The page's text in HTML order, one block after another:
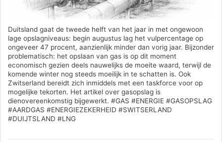
Duitsland gaat de tweede helft van het jaar in met ongewoon
lage opslagniveaus: begin augustus lag het vulpercentage op
ongeveer 47 procent, aanzienlijk minder dan vorig jaar. Bijzonder
problematisch: het opslaan van gas is op dit moment
economisch gezien deels nauwelijks de moeite waard, terwijl de
komende winter nog steeds moeilijk in te schatten is. Ook
Zwitserland bereidt zich inmiddels met een taskforce voor op
mogelijke tekorten. Het artikel over gasopslag is
dienovereenkomstig bijgewerkt. #GAS #ENERGIE #GASOPSLAG
#AARDGAS #ENERGIEZEKERHEID #SWITSERLAND
#DUIJTSLAND #LNG